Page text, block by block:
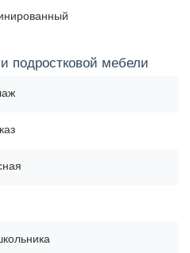
подростковой мебели